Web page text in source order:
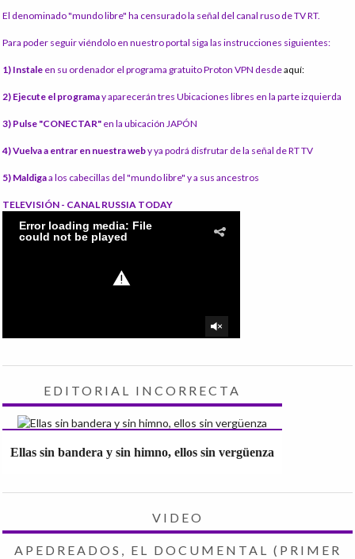
El denominado "mundo libre" ha censurado la señal del canal ruso de TV RT.
Para poder seguir viéndolo en nuestro portal siga las instrucciones siguientes:
1) Instale en su ordenador el programa gratuito Proton VPN desdeaquí:
2) Ejecute el programay aparecerán tres Ubicaciones libres en la parte izquierda
3) Pulse "CONECTAR" en la ubicación JAPÓN
4) Vuelva a entrar en nuestra weby ya podrá disfrutar de la señal de RT TV
5) Maldigaa los cabecillas del "mundo libre" y a sus ancestros
TELEVISIÓN - CANAL RUSSIA TODAY
EDITORIAL INCORRECTA
Ellas sin bandera y sin himno, ellos sin vergüenza
VIDEO
APEDREADOS, EL DOCUMENTAL (PRIMER